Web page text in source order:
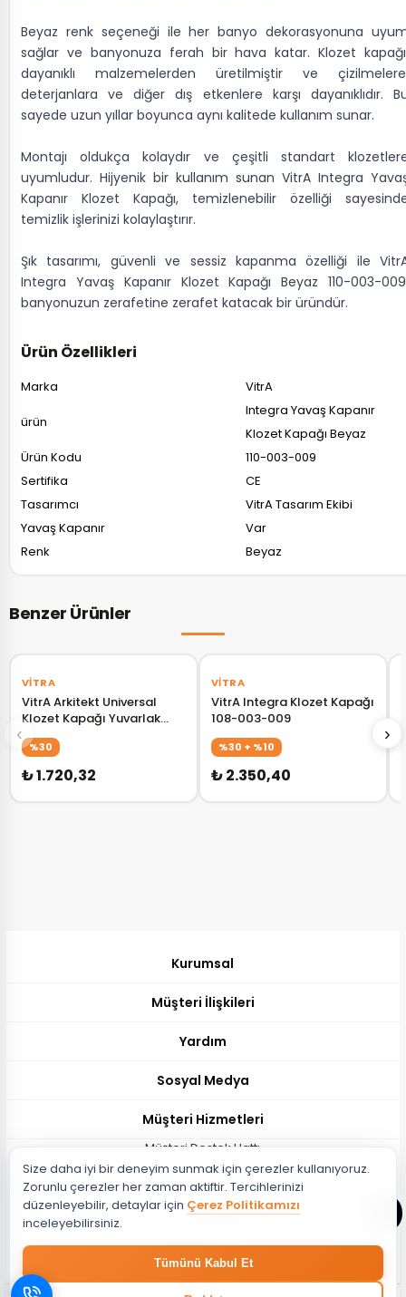
Beyaz renk seçeneği ile her banyo dekorasyonuna
sağlar ve banyonuza ferah bir hava katar. Klozet
dayanıklı malzemelerden üretilmiştir ve
deterjanlara ve diğer dış etkenlere karşı dayanıklıdır.
sayede uzun yıllar boyunca aynı kalitede kullanım sunar.
Montajı oldukça kolaydır ve çeşitli standart
uyumludur. Hijyenik bir kullanım sunan VitrA Integra
Kapanır Klozet Kapağı, temizlenebilir özelliği
temizlik işlerinizi kolaylaştırır.
Şık tasarımı, güvenli ve sessiz kapanma özelliği ile
Integra Yavaş Kapanır Klozet Kapağı Beyaz 110-003-
banyonuzun zerafetine zerafet katacak bir üründür.
Ürün Özellikleri
Marka VitrA
ürün
Integra Yavaş Kapanır
Klozet Kapağı Beyaz
Ürün Kodu
110-003-009
Sertifika
CE
Tasarımcı
VitrA Tasarım Ekibi
Yavaş Kapanır
Var
Renk
Beyaz
Benzer Ürünler
‹ ›
VITRA
VitrA Arkitekt Universal
Klozet Kapağı Yuvarlak
Form Beyaz 121-003-909
%30
₺ 1.720,32
VITRA
VitrA Integra Klozet Kapağı
108-003-009
%30 + %10
₺ 2.350,40
Kurumsal
Müşteri İlişkileri
Yardım
Sosyal Medya
Müşteri Hizmetleri
Müşteri Destek Hattı
444 51 26
Müşteri Destek Maili
musteri@evdema.com
Whatsapp Destek Hattı
05382788510
Size daha iyi bir deneyim sunmak için çerezler kullanıyoruz.
Zorunlu çerezler her zaman aktiftir. Tercihlerinizi
düzenleyebilir, detaylar için Çerez Politikamızı
inceleyebilirsiniz.
Tümünü Kabul Et